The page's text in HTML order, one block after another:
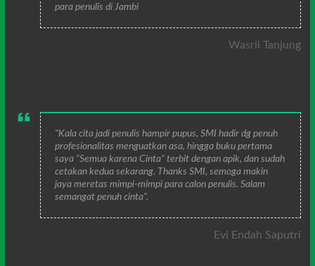
para penulis di Jambi
Wasril Tanjung
"Kala cita jadi penulis hampir pupus, SMI hadir dg penuh
profesionalitas menguatkan asa, hingga buku pertama
saya "Semua karena Cinta" terbit dengan apik, dan sudah
cetakan kedua sekarang. Thanks SMI, semoga makin
jaya meretas mimpi-mimpi para calon penulis. Salam
semangat penuh cinta".
Evi Endah Saputri